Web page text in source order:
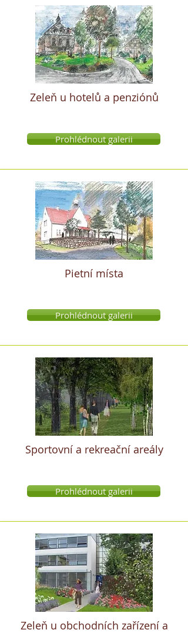
Zeleň u hotelů a penziónů
Prohlédnout galerii
Pietní místa
Prohlédnout galerii
Sportovní a rekreační areály
Prohlédnout galerii
Zeleň u obchodních zařízení a